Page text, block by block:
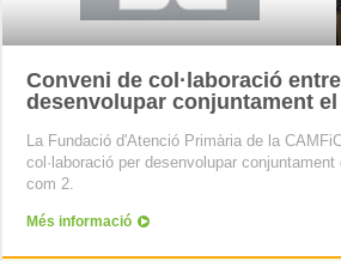
Conveni de col·laboració
desenvolupar conjuntament
La Fundació d'Atenció Primària de la
col·laboració per desenvolupar
com 2.
Més informació